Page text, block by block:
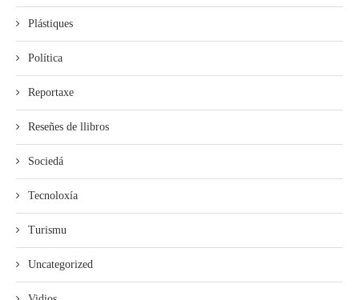
Plástiques
Política
Reportaxe
Reseñes de llibros
Sociedá
Tecnoloxía
Turismu
Uncategorized